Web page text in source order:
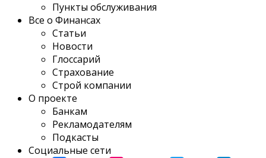
Пункты обслуживания
Все о Финансах
Статьи
Новости
Глоссарий
Страхование
Строй компании
О проекте
Банкам
Рекламодателям
Подкасты
Социальные сети